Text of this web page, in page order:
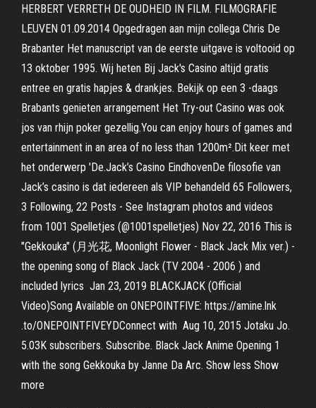
HERBERT VERRETH DE OUDHEID IN FILM. FILMOGRAFIE
LEUVEN 01.09.2014 Opgedragen aan mijn collega Chris De
Brabanter Het manuscript van de eerste uitgave is voltooid op
13 oktober 1995. Wij heten Bij Jack's Casino altijd gratis
entree en gratis hapjes & drankjes. Bekijk op een 3 -daags
Brabants genieten arrangement Het Try-out Casino was ook
jos van rhijn poker gezellig.You can enjoy hours of games and
entertainment in an area of no less than 1200m².Dit keer met
het onderwerp 'De.Jack’s Casino EindhovenDe filosofie van
Jack’s casino is dat iedereen als VIP behandeld 65 Followers,
3 Following, 22 Posts - See Instagram photos and videos
from 1001 Spelletjes (@1001spelletjes) Nov 22, 2016 This is
"Gekkouka" (月光花, Moonlight Flower - Black Jack Mix ver.) -
the opening song of Black Jack (TV 2004 - 2006 ) and
included lyrics Jan 23, 2019 BLACKJACK (Official
Video)Song Available on ONEPOINTFIVE: https://amine.lnk
.to/ONEPOINTFIVEYDConnect with Aug 10, 2015 Jotaku Jo.
5.03K subscribers. Subscribe. Black Jack Anime Opening 1
with the song Gekkouka by Janne Da Arc. Show less Show
more